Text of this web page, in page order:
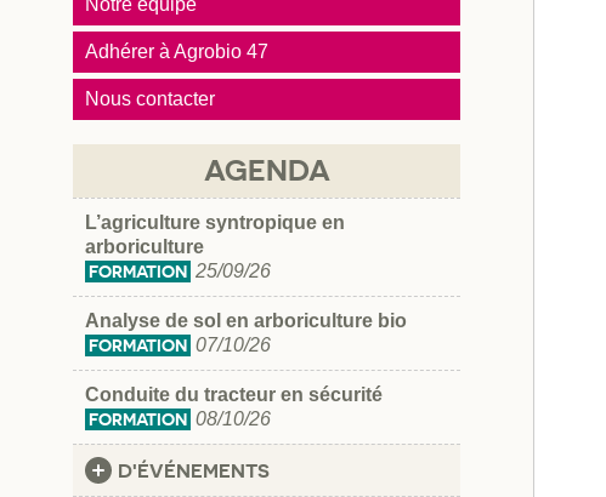
Notre équipe
Adhérer à Agrobio 47
Nous contacter
AGENDA
L’agriculture syntropique en
arboriculture
FORMATION 25/09/26
Analyse de sol en arboriculture bio
FORMATION 07/10/26
Conduite du tracteur en sécurité
FORMATION 08/10/26
D'ÉVÉNEMENTS